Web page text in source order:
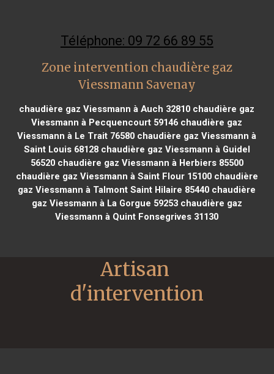
Téléphone: 09 72 66 89 55
Zone intervention chaudière gaz
Viessmann Savenay
chaudière gaz Viessmann à Auch 32810 chaudière gaz
Viessmann à Pecquencourt 59146 chaudière gaz
Viessmann à Le Trait 76580 chaudière gaz Viessmann à
Saint Louis 68128chaudière gaz Viessmann à Guidel
56520chaudière gaz Viessmann à Herbiers 85500
chaudière gaz Viessmann à Saint Flour 15100chaudière
gaz Viessmann à Talmont Saint Hilaire 85440 chaudière
gaz Viessmann à La Gorgue 59253chaudière gaz
Viessmann à Quint Fonsegrives 31130
Artisan
d'intervention